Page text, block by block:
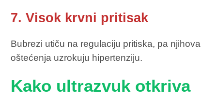
7. Visok krvni pritisak
Bubrezi utiču na regulaciju pritiska, pa njihova
oštećenja uzrokuju hipertenziju.
Kako ultrazvuk otkriva